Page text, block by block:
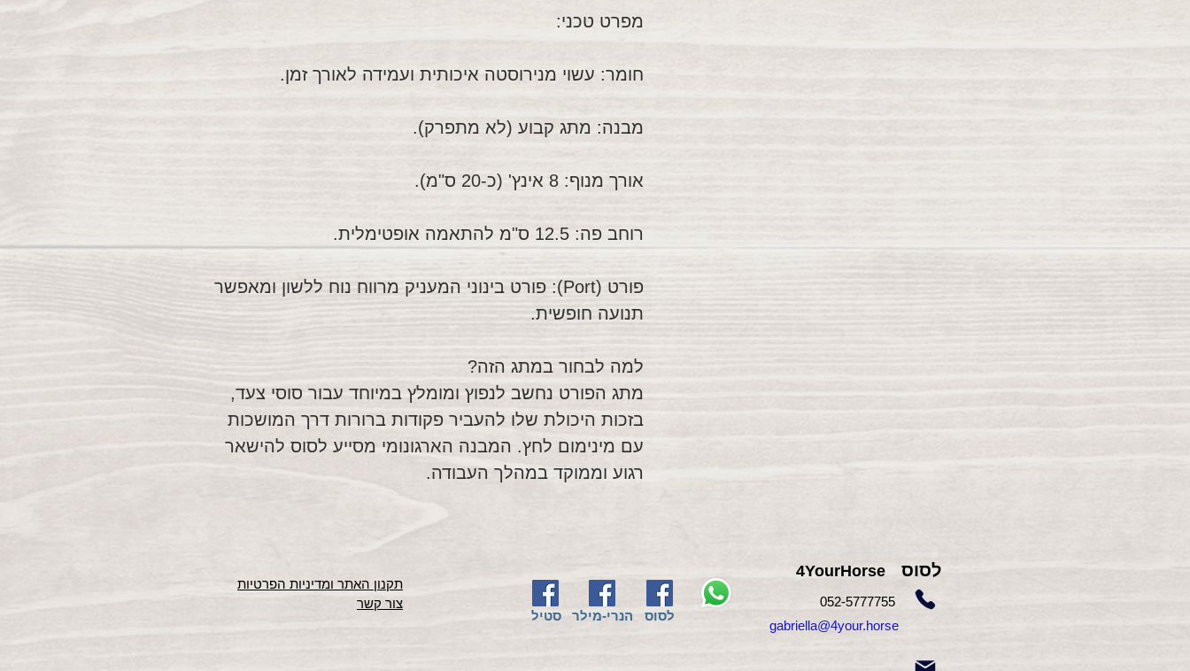
מפרט טכני:
חומר: עשוי מנירוסטה איכותית ועמידה לאורך זמן.
מבנה: מתג קבוע (לא מתפרק).
אורך מנוף: 8 אינץ' (כ-20 ס"מ).
רוחב פה: 12.5 ס"מ להתאמה אופטימלית.
פורט (Port): פורט בינוני המעניק מרווח נוח ללשון ומאפשר
תנועה חופשית.
למה לבחור במתג הזה?
מתג הפורט נחשב לנפוץ ומומלץ במיוחד עבור סוסי צעד,
בזכות היכולת שלו להעביר פקודות ברורות דרך המושכות
עם מינימום לחץ. המבנה הארגונומי מסייע לסוס להישאר
רגוע וממוקד במהלך העבודה.
תקנון האתר ומדיניות הפרטיות
צור קשר
סטיל
הנרי-מילר לסוס
לסוס 4YourHorse
755